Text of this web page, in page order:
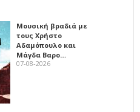
Μουσική βραδιά με
τους Χρήστο
Αδαμόπουλο και
Μάγδα Βαρο…
07-08-2026